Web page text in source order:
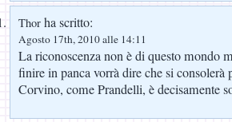
Thor ha scritto:
Agosto 17th, 2010 alle 14:11
La riconoscenza non è di questo mondo
finire in panca vorrà dire che si consolerà
Corvino, come Prandelli, è decisamente